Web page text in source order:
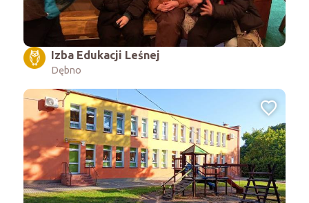
Izba Edukacji Leśnej
Dębno